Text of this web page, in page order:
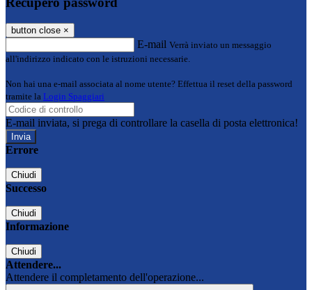
button close ×
E-mail Verrà inviato un messaggio
all'indirizzo indicato con le istruzioni necessarie.
Non hai una e-mail associata al nome utente? Effettua il reset della password
tramite la Login Spaggiari
E-mail inviata, si prega di controllare la casella di posta elettronica!
Errore
Chiudi
Successo
Chiudi
Informazione
Chiudi
Attendere...
Attendere il completamento dell'operazione...